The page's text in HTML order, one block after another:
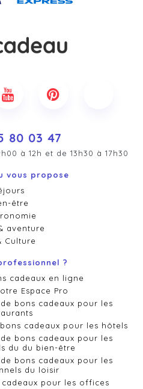
80 03 47
à 12h et de 13h30 à 17h30
vous propose
être
aventure
Culture
?
cadeaux en ligne
Espace Pro
bons cadeaux pour les
cadeaux pour les hôtels
bons cadeaux pour les
du du bien-être
bons cadeaux pour les
du loisir
pour les offices